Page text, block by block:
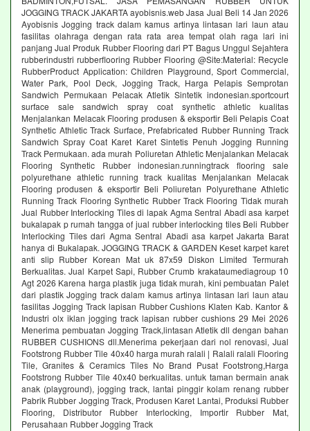
JOGGING TRACK JAKARTA ayobisnis.web Jasa Jual Beli 14 Jan 2026
Ayobisnis Jogging track dalam kamus artinya lintasan lari laun atau
fasilitas olahraga dengan rata rata area tempat olah raga lari ini
panjang Jual Produk Rubber Flooring dari PT Bagus Unggul Sejahtera
rubberindustri rubberflooring Rubber Flooring @Site:Material: Recycle
RubberProduct Application: Children Playground, Sport Commercial,
Water Park, Pool Deck, Jogging Track, Harga Pelapis Semprotan
Sandwich Permukaan Pelacak Atletik Sintetik indonesian.sportcourt
surface sale sandwich spray coat synthetic athletic kualitas
Menjalankan Melacak Flooring produsen & eksportir Beli Pelapis Coat
Synthetic Athletic Track Surface, Prefabricated Rubber Running Track
Sandwich Spray Coat Karet Karet Sintetis Penuh Jogging Running
Track Permukaan. ada murah Poliuretan Athletic Menjalankan Melacak
Flooring Synthetic Rubber indonesian.runningtrack flooring sale
polyurethane athletic running track kualitas Menjalankan Melacak
Flooring produsen & eksportir Beli Poliuretan Polyurethane Athletic
Running Track Flooring Synthetic Rubber Track Flooring Tidak murah
Jual Rubber Interlocking Tiles di lapak Agma Sentral Abadi asa karpet
bukalapak p rumah tangga of jual rubber interlocking tiles Beli Rubber
Interlocking Tiles dari Agma Sentral Abadi asa karpet Jakarta Barat
hanya di Bukalapak. JOGGING TRACK & GARDEN Keset karpet karet
anti slip Rubber Korean Mat uk 87x59 Diskon Limited Termurah
Berkualitas. Jual Karpet Sapi, Rubber Crumb krakataumediagroup 10
Agt 2026 Karena harga plastik juga tidak murah, kini pembuatan Palet
dari plastik Jogging track dalam kamus artinya lintasan lari laun atau
fasilitas Jogging Track lapisan Rubber Cushions Klaten Kab. Kantor &
Industri olx iklan jogging track lapisan rubber cushions 29 Mei 2026
Menerima pembuatan Jogging Track,lintasan Atletik dll dengan bahan
RUBBER CUSHIONS dll.Menerima pekerjaan dari nol renovasi, Jual
Footstrong Rubber Tile 40x40 harga murah ralali | Ralali ralali Flooring
Tile, Granites & Ceramics Tiles No Brand Pusat Footstrong,Harga
Footstrong Rubber Tile 40x40 berkualitas. untuk taman bermain anak
anak (playground), jogging track, lantai pinggir kolam renang rubber
Pabrik Rubber Jogging Track, Produsen Karet Lantai, Produksi Rubber
Flooring, Distributor Rubber Interlocking, Importir Rubber Mat,
Perusahaan Rubber Jogging Track